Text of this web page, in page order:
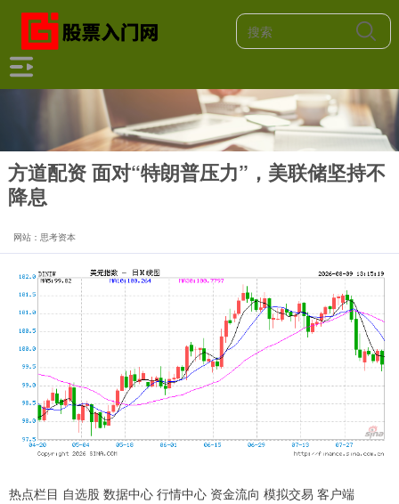
方道配资 面对“特朗普压力”，美联储坚持不
降息
网站：思考资本
热点栏目 自选股 数据中心 行情中心 资金流向 模拟交易 客户端